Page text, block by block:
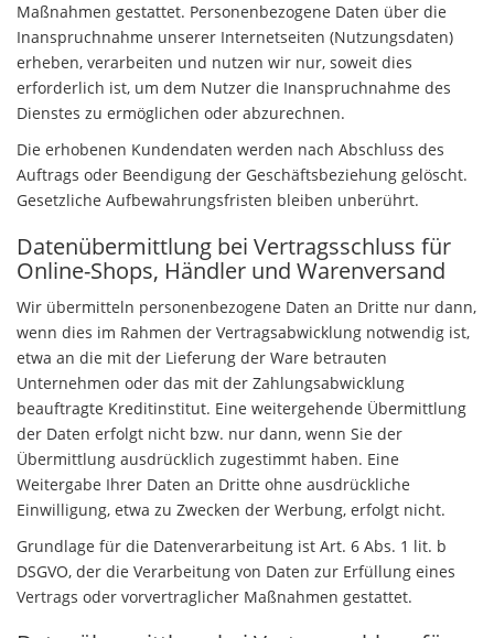
Maßnahmen gestattet. Personenbezogene Daten über die
Inanspruchnahme unserer Internetseiten (Nutzungsdaten)
erheben, verarbeiten und nutzen wir nur, soweit dies
erforderlich ist, um dem Nutzer die Inanspruchnahme des
Dienstes zu ermöglichen oder abzurechnen.
Die erhobenen Kundendaten werden nach Abschluss des
Auftrags oder Beendigung der Geschäftsbeziehung gelöscht.
Gesetzliche Aufbewahrungsfristen bleiben unberührt.
Datenübermittlung bei Vertragsschluss für
Online-Shops, Händler und Warenversand
Wir übermitteln personenbezogene Daten an Dritte nur dann,
wenn dies im Rahmen der Vertragsabwicklung notwendig ist,
etwa an die mit der Lieferung der Ware betrauten
Unternehmen oder das mit der Zahlungsabwicklung
beauftragte Kreditinstitut. Eine weitergehende Übermittlung
der Daten erfolgt nicht bzw. nur dann, wenn Sie der
Übermittlung ausdrücklich zugestimmt haben. Eine
Weitergabe Ihrer Daten an Dritte ohne ausdrückliche
Einwilligung, etwa zu Zwecken der Werbung, erfolgt nicht.
Grundlage für die Datenverarbeitung ist Art. 6 Abs. 1 lit. b
DSGVO, der die Verarbeitung von Daten zur Erfüllung eines
Vertrags oder vorvertraglicher Maßnahmen gestattet.